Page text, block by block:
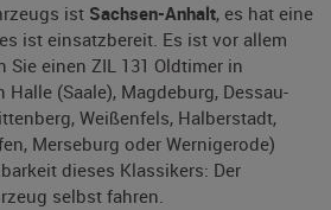
ist Sachsen-Anhalt, es hat eine
ist einsatzbereit. Es ist vor allem
Sie einen ZIL 131 Oldtimer in
(Saale), Magdeburg, Dessau-
Weißenfels, Halberstadt,
Merseburg oder Wernigerode)
dieses Klassikers: Der
selbst fahren.